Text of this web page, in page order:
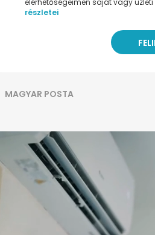
részletei
MAGYAR POSTA